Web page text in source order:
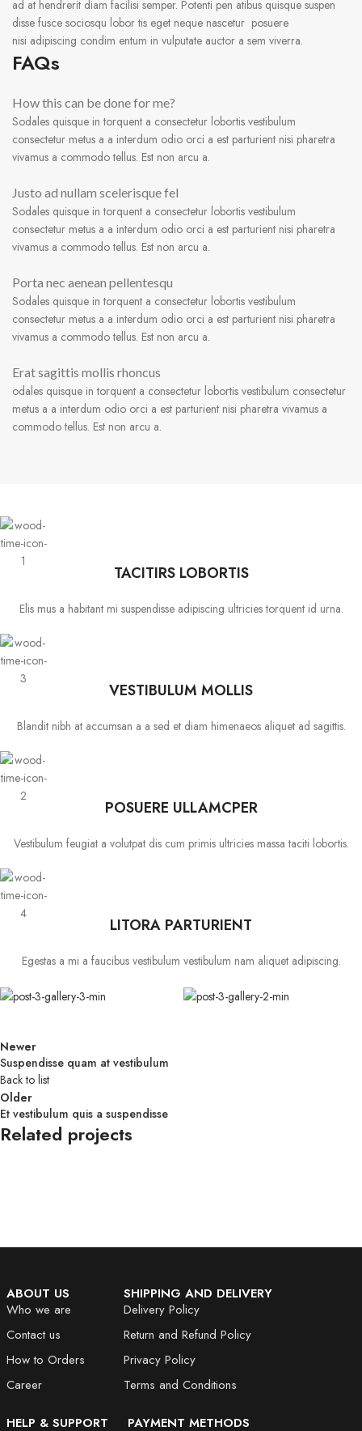
ad at hendrerit diam facilisi semper. Potenti pen atibus quisque suspen
disse fusce sociosqu lobor tis eget neque nascetur posuere
nisi adipiscing condim entum in vulputate auctor a sem viverra.
FAQs
How this can be done for me?
Sodales quisque in torquent a consectetur lobortis vestibulum
consectetur metus a a interdum odio orci a est parturient nisi pharetra
vivamus a commodo tellus. Est non arcu a.
Justo ad nullam scelerisque fel
Sodales quisque in torquent a consectetur lobortis vestibulum
consectetur metus a a interdum odio orci a est parturient nisi pharetra
vivamus a commodo tellus. Est non arcu a.
Porta nec aenean pellentesqu
Sodales quisque in torquent a consectetur lobortis vestibulum
consectetur metus a a interdum odio orci a est parturient nisi pharetra
vivamus a commodo tellus. Est non arcu a.
Erat sagittis mollis rhoncus
odales quisque in torquent a consectetur lobortis vestibulum consectetur
metus a a interdum odio orci a est parturient nisi pharetra vivamus a
commodo tellus. Est non arcu a.
TACITIRS LOBORTIS
Elis mus a habitant mi suspendisse adipiscing ultricies torquent id urna.
VESTIBULUM MOLLIS
Blandit nibh at accumsan a a sed et diam himenaeos aliquet ad sagittis.
POSUERE ULLAMCPER
Vestibulum feugiat a volutpat dis cum primis ultricies massa taciti lobortis.
LITORA PARTURIENT
Egestas a mi a faucibus vestibulum vestibulum nam aliquet adipiscing.
Newer
Suspendisse quam at vestibulum
Back to list
Older
Et vestibulum quis a suspendisse
Related projects
ABOUT US
Who we are
Contact us
How to Orders
Career
SHIPPING AND DELIVERY
Delivery Policy
Return and Refund Policy
Privacy Policy
Terms and Conditions
HELP & SUPPORT
PAYMENT METHODS